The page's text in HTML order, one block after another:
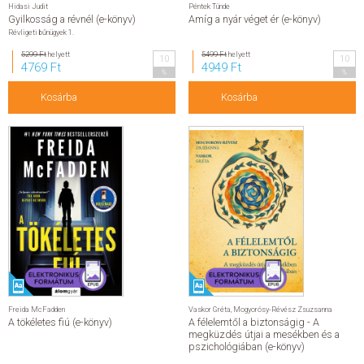
Hidasi Judit
Gyilkosság a révnél (e-könyv)
Révligeti bűnügyek 1.
5299 Fthelyett
4769 Ft
10
Kosárba
Péntek Tünde
Amíg a nyár véget ér (e-könyv)
5499 Fthelyett
4949 Ft
10
Kosárba
Freida McFadden
A tökéletes fiú (e-könyv)
Vaskor Gréta Mogyorósy-Révész Zsuzsanna
A félelemtől a biztonságig - A
megküzdés útjai a mesékben és a
pszichológiában (e-könyv)
Utazás
Utazás
Útikönyv
Napjaink, gazdaság, politika
Napjaink
Segédkönyv, tankönyv
Ismeretterjesztő
Család, gyermeknevelés
Család, gyermeknevelés
Gyermeknevelés
Párkapcsolat
Ezotéria
Ezotéria
Ezotéria
Gasztronómia
Gasztronómia
Szakácskönyvek
Kert, otthon, hobbi
Kert, otthon, hobbi
Otthon, lakás, ház
Szabadidő